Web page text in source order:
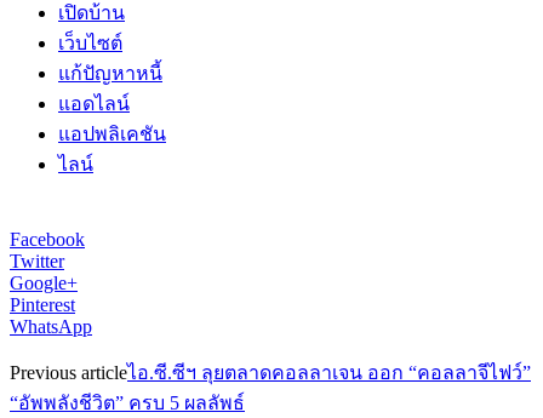
เปิดบ้าน
เว็บไซต์
แก้ปัญหาหนี้
แอดไลน์
แอปพลิเคชัน
ไลน์
Facebook
Twitter
Google+
Pinterest
WhatsApp
Previous articleไอ.ซี.ซีฯ ลุยตลาดคอลลาเจน ออก “คอลลาจีไฟว์”
“อัพพลังชีวิต” ครบ 5 ผลลัพธ์